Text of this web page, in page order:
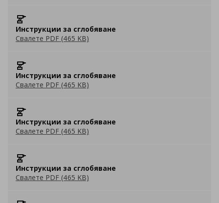
Инструкции за сглобяване
Свалете PDF (465 KB)
Инструкции за сглобяване
Свалете PDF (465 KB)
Инструкции за сглобяване
Свалете PDF (465 KB)
Инструкции за сглобяване
Свалете PDF (465 KB)